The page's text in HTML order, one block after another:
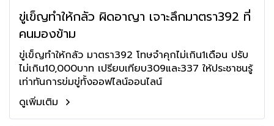
ขู่เข็ญทำให้กลัว ผิดอาญา เจาะลึกมาตรา392 ที่
คนมองข้าม
ขู่เข็ญทำให้กลัว มาตรา392 โทษจำคุกไม่เกิน1เดือน ปรับ
ไม่เกิน10,000บาท เปรียบเทียบ309และ337 ให้ประชาชนรู้
เท่าทันการข่มขู่ทั้งออฟไลน์ออนไลน์
ดูเพิ่มเติม